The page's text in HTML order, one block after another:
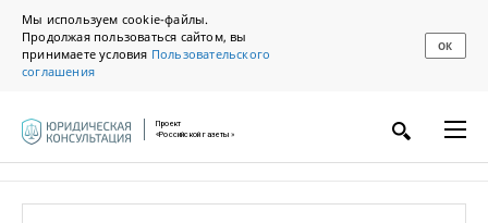
Мы используем cookie-файлы.
Продолжая пользоваться сайтом, вы
принимаете условия Пользовательского
соглашения
ОК
Проект
«Российской газеты»